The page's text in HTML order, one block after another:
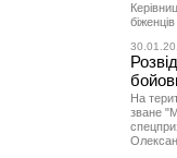
На
зване